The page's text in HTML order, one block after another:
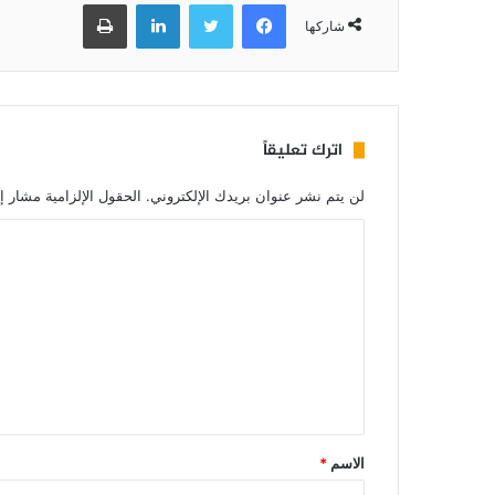
شاركها
اترك تعليقاً
لن يتم نشر عنوان بريدك الإلكتروني. الحقول الإلزامية مشار
الاسم *